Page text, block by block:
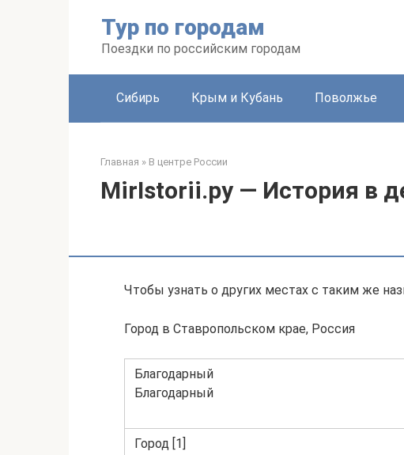
Тур по городам
Поездки по российским городам
Сибирь Крым и Кубань Поволжье
Главная » В центре России
MirIstorii.ру — История в
Чтобы узнать о других местах с таким же
Город в Ставропольском крае, Россия
Благодарный
Благодарный
Город [1]